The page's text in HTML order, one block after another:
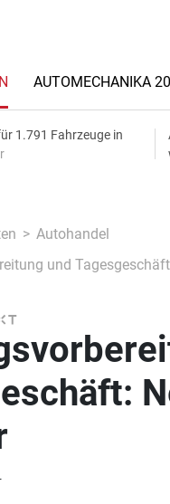
AUTOMECHANIKA
1.791 Fahrzeuge in
Autohandel
und